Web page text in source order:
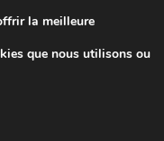
de 7 EUR
9 h à 16 h
la meilleure
que nous utilisons ou